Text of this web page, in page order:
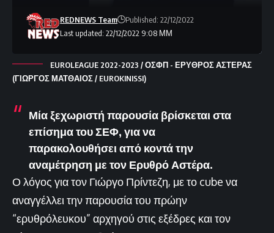
Last updated: 22/12/2022 9:08 ΜΜ
REDNEWS Team Published: 22/12/2022
EUROLEAGUE 2022-2023 / ΟΣΦΠ - ΕΡΥΘΡΟΣ ΑΣΤΕΡΑΣ
(ΓΙΩΡΓΟΣ ΜΑΤΘΑΙΟΣ / EUROKINISSI)
Μία ξεχωριστή παρουσία βρίσκεται στα
επίσημα του ΣΕΦ, για να
παρακολουθήσει από κοντά την
αναμέτρηση με τον Ερυθρό Αστέρα.
Ο λόγος για τον Γιώργο Πρίντεζη, με το cube να
αναγγέλλει την παρουσία του πρώην
“ερυθρόλευκου” αρχηγού στις εξέδρες και τον